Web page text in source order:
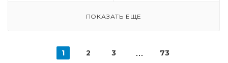
ПОКАЗАТЬ ЕЩЕ
1 2 3 73